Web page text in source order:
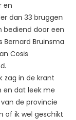
en
dan 33 bruggen
bediend door een
Bruinsma
Cosis
zag in de krant
en dat leek me
de provincie
of ik wel geschikt